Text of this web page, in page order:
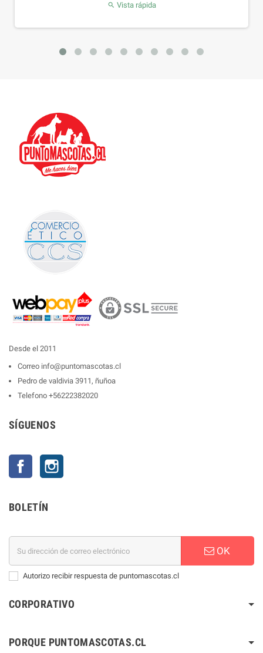
Vista rápida
Desde el 2011
Correo info@puntomascotas.cl
Pedro de valdivia 3911, ñuñoa
Telefono +56222382020
SÍGUENOS
Facebook
BOLETÍN
OK
Autorizo recibir respuesta de puntomascotas.cl
CORPORATIVO
PORQUE PUNTOMASCOTAS.CL